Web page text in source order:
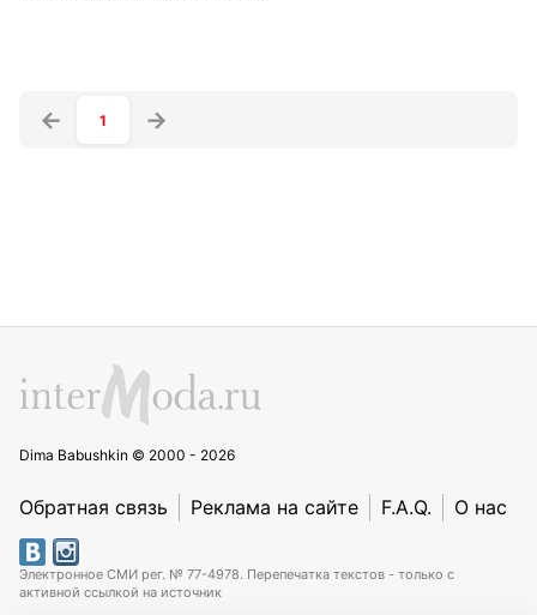
1
Dima Babushkin © 2000 - 2026
Обратная связь Реклама на сайте F.A.Q. О нас
Электронное СМИ рег. № 77-4978. Перепечатка текстов - только с
активной ссылкой на источник